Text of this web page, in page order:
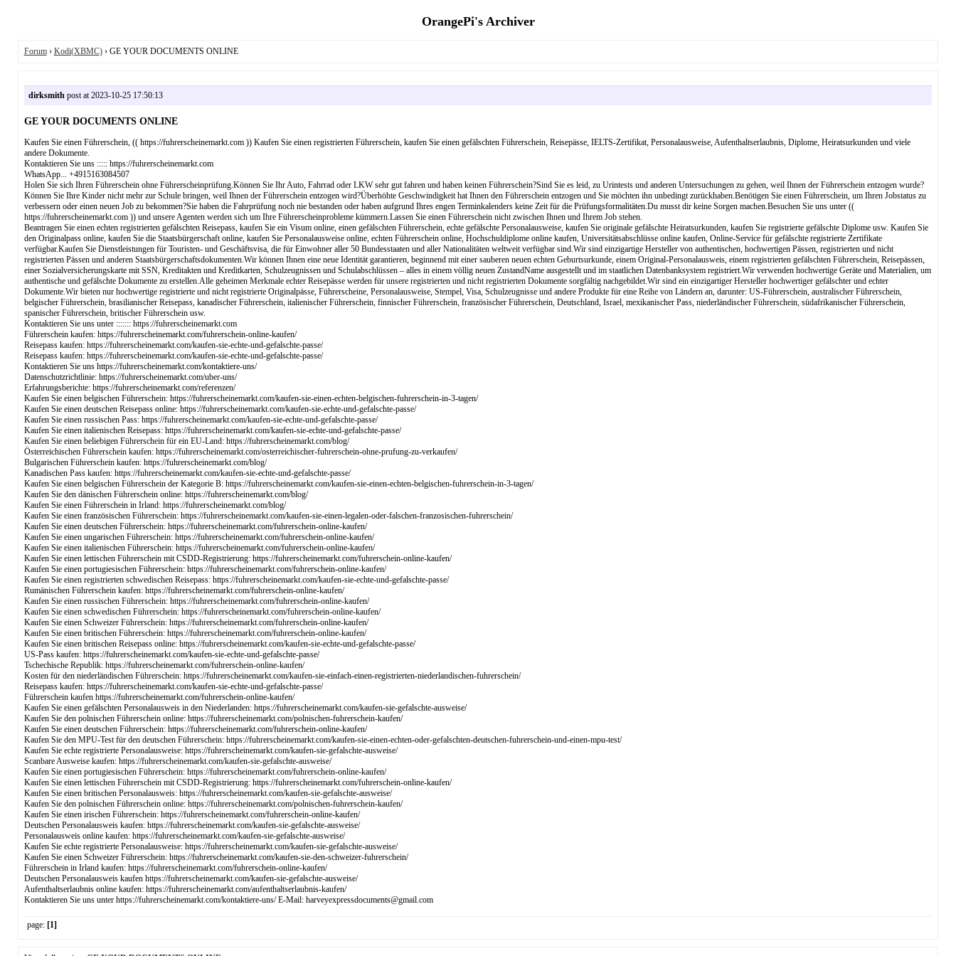
OrangePi's Archiver
Forum› Kodi(XBMC)› GE YOUR DOCUMENTS ONLINE
dirksmithpost at 2023-10-25 17:50:13
GE YOUR DOCUMENTS ONLINE
Kaufen Sie einen Führerschein, (( https://fuhrerscheinemarkt.com )) Kaufen Sie einen registrierten Führerschein, kaufen Sie einen gefälschten Führerschein, Reisepässe, IELTS-Zertifikat, Personalausweise, Aufenthaltserlaubnis, Diplome, Heiratsurkunden und viele
andere Dokumente.
Kontaktieren Sie uns ::::: https://fuhrerscheinemarkt.com
WhatsApp... +4915163084507
Holen Sie sich Ihren Führerschein ohne Führerscheinprüfung.Können Sie Ihr Auto, Fahrrad oder LKW sehr gut fahren und haben keinen Führerschein?Sind Sie es leid, zu Urintests und anderen Untersuchungen zu gehen, weil Ihnen der Führerschein entzogen wurde?
Können Sie Ihre Kinder nicht mehr zur Schule bringen, weil Ihnen der Führerschein entzogen wird?Überhöhte Geschwindigkeit hat Ihnen den Führerschein entzogen und Sie möchten ihn unbedingt zurückhaben.Benötigen Sie einen Führerschein, um Ihren Jobstatus zu
verbessern oder einen neuen Job zu bekommen?Sie haben die Fahrprüfung noch nie bestanden oder haben aufgrund Ihres engen Terminkalenders keine Zeit für die Prüfungsformalitäten.Du musst dir keine Sorgen machen.Besuchen Sie uns unter ((
https://fuhrerscheinemarkt.com )) und unsere Agenten werden sich um Ihre Führerscheinprobleme kümmern.Lassen Sie einen Führerschein nicht zwischen Ihnen und Ihrem Job stehen.
Beantragen Sie einen echten registrierten gefälschten Reisepass, kaufen Sie ein Visum online, einen gefälschten Führerschein, echte gefälschte Personalausweise, kaufen Sie originale gefälschte Heiratsurkunden, kaufen Sie registrierte gefälschte Diplome usw. Kaufen Sie
den Originalpass online, kaufen Sie die Staatsbürgerschaft online, kaufen Sie Personalausweise online, echten Führerschein online, Hochschuldiplome online kaufen, Universitätsabschlüsse online kaufen, Online-Service für gefälschte registrierte Zertifikate
verfügbar.Kaufen Sie Dienstleistungen für Touristen- und Geschäftsvisa, die für Einwohner aller 50 Bundesstaaten und aller Nationalitäten weltweit verfügbar sind.Wir sind einzigartige Hersteller von authentischen, hochwertigen Pässen, registrierten und nicht
registrierten Pässen und anderen Staatsbürgerschaftsdokumenten.Wir können Ihnen eine neue Identität garantieren, beginnend mit einer sauberen neuen echten Geburtsurkunde, einem Original-Personalausweis, einem registrierten gefälschten Führerschein, Reisepässen,
einer Sozialversicherungskarte mit SSN, Kreditakten und Kreditkarten, Schulzeugnissen und Schulabschlüssen – alles in einem völlig neuen ZustandName ausgestellt und im staatlichen Datenbanksystem registriert.Wir verwenden hochwertige Geräte und Materialien, um
authentische und gefälschte Dokumente zu erstellen.Alle geheimen Merkmale echter Reisepässe werden für unsere registrierten und nicht registrierten Dokumente sorgfältig nachgebildet.Wir sind ein einzigartiger Hersteller hochwertiger gefälschter und echter
Dokumente.Wir bieten nur hochwertige registrierte und nicht registrierte Originalpässe, Führerscheine, Personalausweise, Stempel, Visa, Schulzeugnisse und andere Produkte für eine Reihe von Ländern an, darunter: US-Führerschein, australischer Führerschein,
belgischer Führerschein, brasilianischer Reisepass, kanadischer Führerschein, italienischer Führerschein, finnischer Führerschein, französischer Führerschein, Deutschland, Israel, mexikanischer Pass, niederländischer Führerschein, südafrikanischer Führerschein,
spanischer Führerschein, britischer Führerschein usw.
Kontaktieren Sie uns unter ::::::: https://fuhrerscheinemarkt.com
Führerschein kaufen: https://fuhrerscheinemarkt.com/fuhrerschein-online-kaufen/
Reisepass kaufen: https://fuhrerscheinemarkt.com/kaufen-sie-echte-und-gefalschte-passe/
Reisepass kaufen: https://fuhrerscheinemarkt.com/kaufen-sie-echte-und-gefalschte-passe/
Kontaktieren Sie uns https://fuhrerscheinemarkt.com/kontaktiere-uns/
Datenschutzrichtlinie: https://fuhrerscheinemarkt.com/uber-uns/
Erfahrungsberichte: https://fuhrerscheinemarkt.com/referenzen/
Kaufen Sie einen belgischen Führerschein: https://fuhrerscheinemarkt.com/kaufen-sie-einen-echten-belgischen-fuhrerschein-in-3-tagen/
Kaufen Sie einen deutschen Reisepass online: https://fuhrerscheinemarkt.com/kaufen-sie-echte-und-gefalschte-passe/
Kaufen Sie einen russischen Pass: https://fuhrerscheinemarkt.com/kaufen-sie-echte-und-gefalschte-passe/
Kaufen Sie einen italienischen Reisepass: https://fuhrerscheinemarkt.com/kaufen-sie-echte-und-gefalschte-passe/
Kaufen Sie einen beliebigen Führerschein für ein EU-Land: https://fuhrerscheinemarkt.com/blog/
Österreichischen Führerschein kaufen: https://fuhrerscheinemarkt.com/osterreichischer-fuhrerschein-ohne-prufung-zu-verkaufen/
Bulgarischen Führerschein kaufen: https://fuhrerscheinemarkt.com/blog/
Kanadischen Pass kaufen: https://fuhrerscheinemarkt.com/kaufen-sie-echte-und-gefalschte-passe/
Kaufen Sie einen belgischen Führerschein der Kategorie B: https://fuhrerscheinemarkt.com/kaufen-sie-einen-echten-belgischen-fuhrerschein-in-3-tagen/
Kaufen Sie den dänischen Führerschein online: https://fuhrerscheinemarkt.com/blog/
Kaufen Sie einen Führerschein in Irland: https://fuhrerscheinemarkt.com/blog/
Kaufen Sie einen französischen Führerschein: https://fuhrerscheinemarkt.com/kaufen-sie-einen-legalen-oder-falschen-franzosischen-fuhrerschein/
Kaufen Sie einen deutschen Führerschein: https://fuhrerscheinemarkt.com/fuhrerschein-online-kaufen/
Kaufen Sie einen ungarischen Führerschein: https://fuhrerscheinemarkt.com/fuhrerschein-online-kaufen/
Kaufen Sie einen italienischen Führerschein: https://fuhrerscheinemarkt.com/fuhrerschein-online-kaufen/
Kaufen Sie einen lettischen Führerschein mit CSDD-Registrierung: https://fuhrerscheinemarkt.com/fuhrerschein-online-kaufen/
Kaufen Sie einen portugiesischen Führerschein: https://fuhrerscheinemarkt.com/fuhrerschein-online-kaufen/
Kaufen Sie einen registrierten schwedischen Reisepass: https://fuhrerscheinemarkt.com/kaufen-sie-echte-und-gefalschte-passe/
Rumänischen Führerschein kaufen: https://fuhrerscheinemarkt.com/fuhrerschein-online-kaufen/
Kaufen Sie einen russischen Führerschein: https://fuhrerscheinemarkt.com/fuhrerschein-online-kaufen/
Kaufen Sie einen schwedischen Führerschein: https://fuhrerscheinemarkt.com/fuhrerschein-online-kaufen/
Kaufen Sie einen Schweizer Führerschein: https://fuhrerscheinemarkt.com/fuhrerschein-online-kaufen/
Kaufen Sie einen britischen Führerschein: https://fuhrerscheinemarkt.com/fuhrerschein-online-kaufen/
Kaufen Sie einen britischen Reisepass online: https://fuhrerscheinemarkt.com/kaufen-sie-echte-und-gefalschte-passe/
US-Pass kaufen: https://fuhrerscheinemarkt.com/kaufen-sie-echte-und-gefalschte-passe/
Tschechische Republik: https://fuhrerscheinemarkt.com/fuhrerschein-online-kaufen/
Kosten für den niederländischen Führerschein: https://fuhrerscheinemarkt.com/kaufen-sie-einfach-einen-registrierten-niederlandischen-fuhrerschein/
Reisepass kaufen: https://fuhrerscheinemarkt.com/kaufen-sie-echte-und-gefalschte-passe/
Führerschein kaufen https://fuhrerscheinemarkt.com/fuhrerschein-online-kaufen/
Kaufen Sie einen gefälschten Personalausweis in den Niederlanden: https://fuhrerscheinemarkt.com/kaufen-sie-gefalschte-ausweise/
Kaufen Sie den polnischen Führerschein online: https://fuhrerscheinemarkt.com/polnischen-fuhrerschein-kaufen/
Kaufen Sie einen deutschen Führerschein: https://fuhrerscheinemarkt.com/fuhrerschein-online-kaufen/
Kaufen Sie den MPU-Test für den deutschen Führerschein: https://fuhrerscheinemarkt.com/kaufen-sie-einen-echten-oder-gefalschten-deutschen-fuhrerschein-und-einen-mpu-test/
Kaufen Sie echte registrierte Personalausweise: https://fuhrerscheinemarkt.com/kaufen-sie-gefalschte-ausweise/
Scanbare Ausweise kaufen: https://fuhrerscheinemarkt.com/kaufen-sie-gefalschte-ausweise/
Kaufen Sie einen portugiesischen Führerschein: https://fuhrerscheinemarkt.com/fuhrerschein-online-kaufen/
Kaufen Sie einen lettischen Führerschein mit CSDD-Registrierung: https://fuhrerscheinemarkt.com/fuhrerschein-online-kaufen/
Kaufen Sie einen britischen Personalausweis: https://fuhrerscheinemarkt.com/kaufen-sie-gefalschte-ausweise/
Kaufen Sie den polnischen Führerschein online: https://fuhrerscheinemarkt.com/polnischen-fuhrerschein-kaufen/
Kaufen Sie einen irischen Führerschein: https://fuhrerscheinemarkt.com/fuhrerschein-online-kaufen/
Deutschen Personalausweis kaufen: https://fuhrerscheinemarkt.com/kaufen-sie-gefalschte-ausweise/
Personalausweis online kaufen: https://fuhrerscheinemarkt.com/kaufen-sie-gefalschte-ausweise/
Kaufen Sie echte registrierte Personalausweise: https://fuhrerscheinemarkt.com/kaufen-sie-gefalschte-ausweise/
Kaufen Sie einen Schweizer Führerschein: https://fuhrerscheinemarkt.com/kaufen-sie-den-schweizer-fuhrerschein/
Führerschein in Irland kaufen: https://fuhrerscheinemarkt.com/fuhrerschein-online-kaufen/
Deutschen Personalausweis kaufen https://fuhrerscheinemarkt.com/kaufen-sie-gefalschte-ausweise/
Aufenthaltserlaubnis online kaufen: https://fuhrerscheinemarkt.com/aufenthaltserlaubnis-kaufen/
Kontaktieren Sie uns unter https://fuhrerscheinemarkt.com/kontaktiere-uns/ E-Mail: harveyexpressdocuments@gmail.com
page: [1]